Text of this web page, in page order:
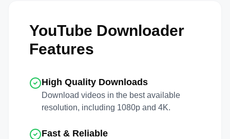
YouTube Downloader
Features
High Quality Downloads
Download videos in the best available
resolution, including 1080p and 4K.
Fast & Reliable